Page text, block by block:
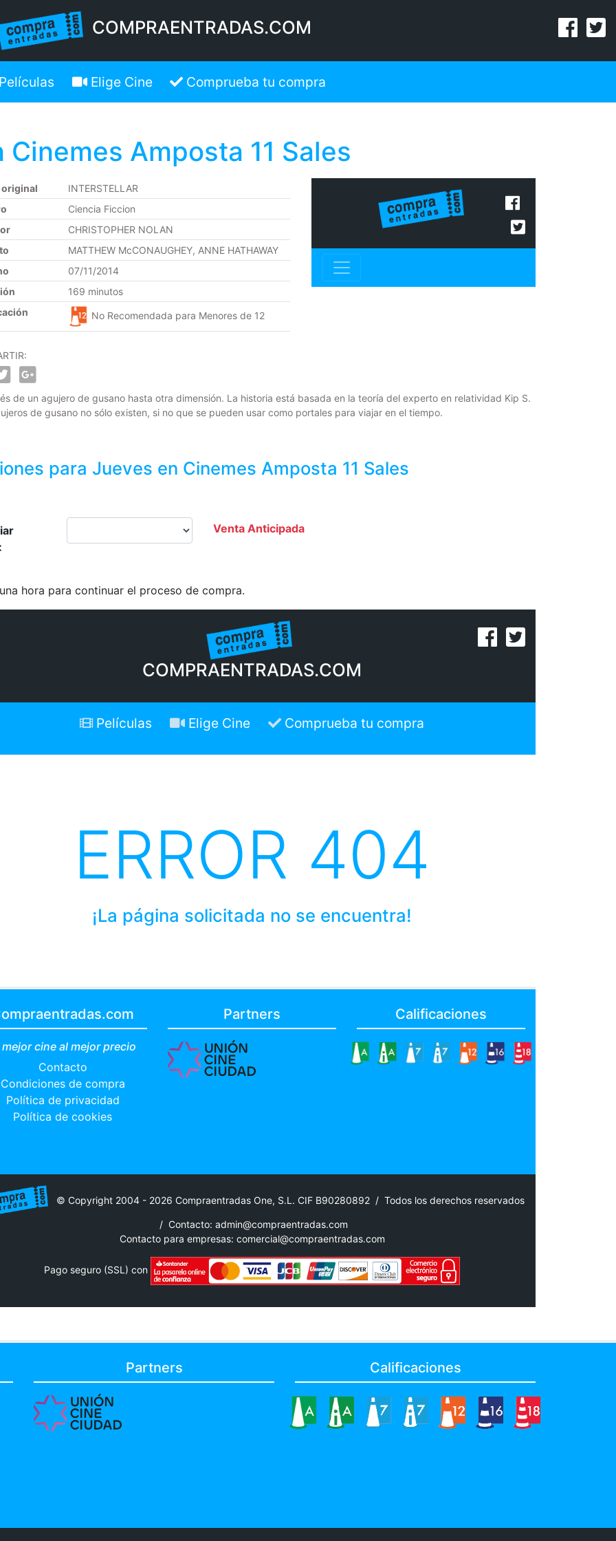
COMPRAENTRADAS.COM
Elige Cine Comprueba tu compra
Cinemes Amposta 11 Sales
INTERSTELLAR
Ciencia Ficcion
CHRISTOPHER NOLAN
MATTHEW McCONAUGHEY, ANNE HATHAWAY
07/11/2014
169 minutos
No Recomendada para Menores de 12
de un agujero de gusano hasta otra dimensión. La historia está basada en la teoría del experto en relatividad Kip S.
de gusano no sólo existen, si no que se pueden usar como portales para viajar en el tiempo.
para Jueves en Cinemes Amposta 11 Sales
Venta Anticipada
hora para continuar el proceso de compra.
COMPRAENTRADAS.COM
Películas Elige Cine Comprueba tu compra
ERROR 404
¡La página solicitada no se encuentra!
mejor cine al mejor precio
Contacto
Condiciones de compra
Política de privacidad
Política de cookies
Partners Calificaciones
© Copyright 2004 - 2026 Compraentradas One, S.L. CIF B90280892 / Todos los derechos reservados
/ Contacto: admin@compraentradas.com
Contacto para empresas: comercial@compraentradas.com
Pago seguro (SSL) con
Partners Calificaciones